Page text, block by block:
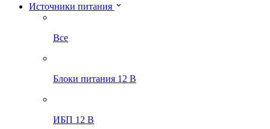
Источники питания
Все
Блоки питания 12 В
ИБП 12 В